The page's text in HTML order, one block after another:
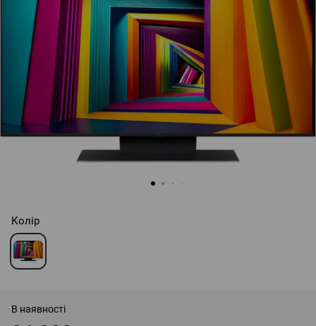
Колір
В наявності